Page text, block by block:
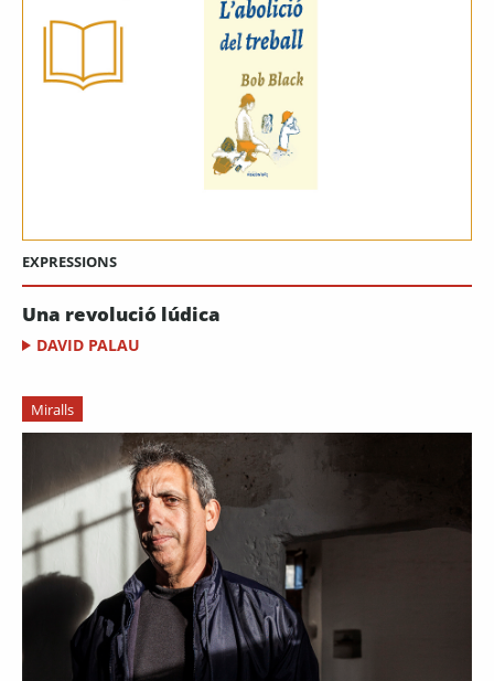
EXPRESSIONS
Una revolució lúdica
DAVID PALAU
Miralls